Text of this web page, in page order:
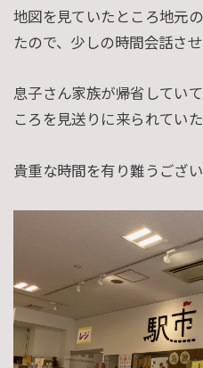
地図を見ていたところ地元
たので、少しの時間会話させ
息子さん家族が帰省してい
ころを見送りに来られてい
貴重な時間を有り難うござ